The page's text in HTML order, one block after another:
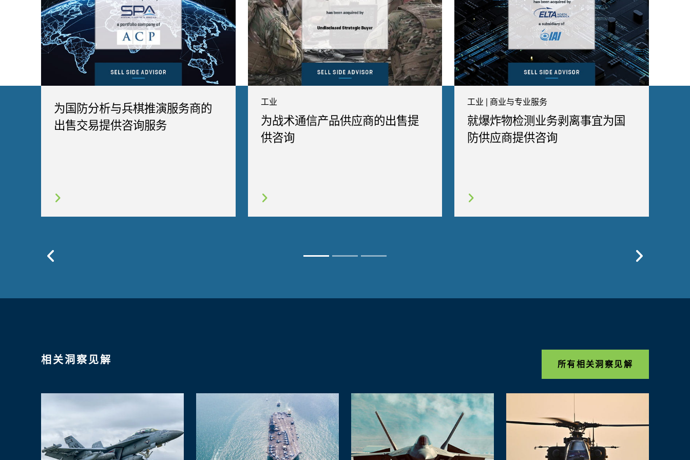
为国防分析与兵棋推演服务商的
出售交易提供咨询服务
工业
为战术通信产品供应商的出售提
供咨询
工业 | 商业与专业服务
就爆炸物检测业务剥离事宜为国
防供应商提供咨询
相关洞察见解 所有相关洞察见解